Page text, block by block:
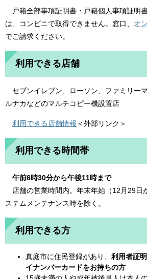
戸籍全部事項証明書・戸籍個人事項証明
は、コンビニで取得できません。窓口、 オ
でご請求ください。​
利用できる店舗
セブンイレブン、ローソン、ファミリー
ルナカなどのマルチコピー機設置店
利用できる店舗情報 ＜外部リンク＞
利用できる時間帯
午前6時30分から午後11時まで
店舗の営業時間内。年末年始（12月29日
ステムメンテナンス時を除く。
利用できる方
真庭市に住民登録があり、 利用者証
イナンバーカードをお持ちの方